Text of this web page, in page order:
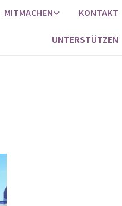
MITMACHEN KONTAKT
UNTERSTÜTZEN